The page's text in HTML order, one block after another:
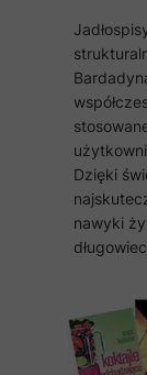
Dzięki
nawyki